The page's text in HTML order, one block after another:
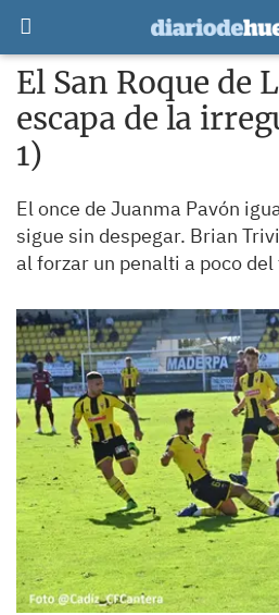
El San Roque de
escapa de la
1)
El once de Juanma Pavón
sigue sin despegar. Brian
al forzar un penalti a poco del